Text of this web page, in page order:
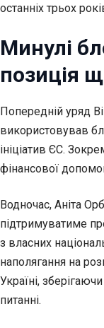
останніх трьох
Минулі
позиція
Попередній уряд
використовував
ініціатив ЄС.
фінансової
Водночас, Аніта
підтримуватиме
з власних
наполягання на
Україні,
питанні.